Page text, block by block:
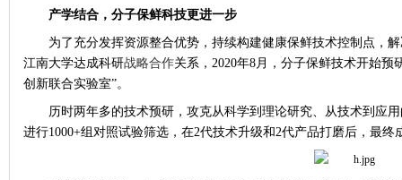
产学结合，分子保鲜科技更进一步
为了充分发挥资源整合优势，持续构建健康保鲜技术控制点，
江南大学达成科研战略合作关系， 2020年8月，分子保鲜技术开始预
创新联合实验室”。
历时两年多的技术预研，攻克从科学到理论研究、从技术到应
进行1000+组对照试验筛选，在2代技术升级和2代产品打磨后，最